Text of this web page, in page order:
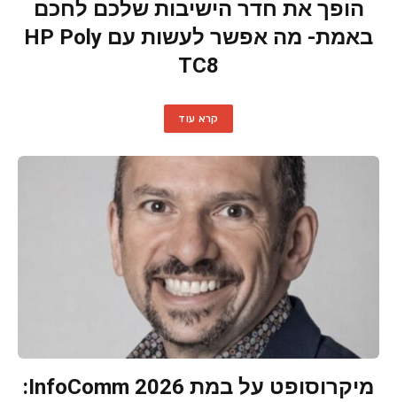
הופך את חדר הישיבות שלכם לחכם
באמת- מה אפשר לעשות עם HP Poly
TC8
קרא עוד
מיקרוסופט על במת InfoComm 2026: